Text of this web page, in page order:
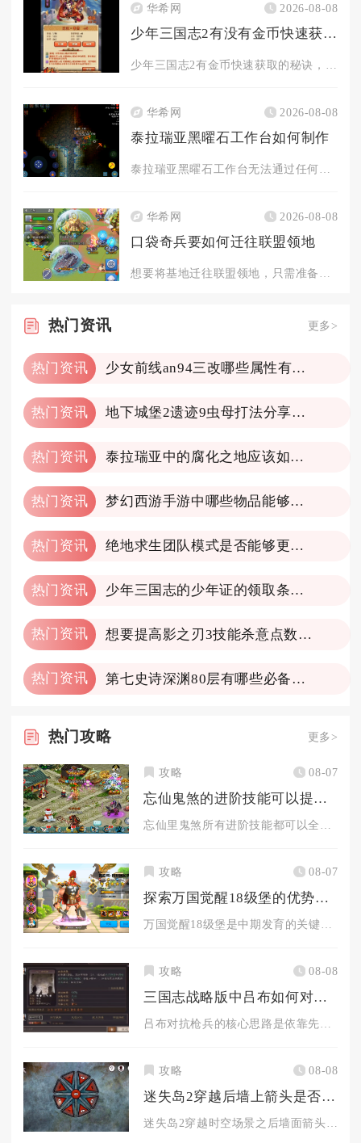
华希网 2026-08-08
少年三国志2有没有金币快速获取的秘诀
华希网 2026-08-08
泰拉瑞亚黑曜石工作台如何制作
华希网 2026-08-08
口袋奇兵要如何迁往联盟领地
热门 资讯 更多>
热门资讯 少女前线an94三改哪些属性有变化
热门资讯 地下城堡2遗迹9虫母打法分享一下
热门资讯 泰拉瑞亚中的腐化之地应该如何开采
热门资讯 梦幻西游手游中哪些物品能够轻松转化为金币
热门资讯 绝地求生团队模式是否能够更改地图
热门资讯 少年三国志的少年证的领取条件是什么
热门资讯 想要提高影之刃3技能杀意点数该怎么做
热门资讯 第七史诗深渊80层有哪些必备装备
热门攻略 更多>
攻略 08-07
忘仙鬼煞的进阶技能可以提高实力吗
忘仙里鬼煞所有进阶技能都可以全方位实打实提升综合战力，区别只...
攻略 08-07
探索万国觉醒18级堡的优势有哪些
万国觉醒18级堡是中期发育的关键分水岭，同时解锁四队出征、高...
攻略 08-08
三国志战略版中吕布如何对付对方的枪兵
吕布对抗枪兵的核心思路是依靠先手爆发快速完成爆头击杀，破解箕...
攻略 08-08
迷失岛2穿越后墙上箭头是否有窍门可以解开
迷失岛2穿越时空场景之后墙面箭头机关存在固定移动规律，结合场...